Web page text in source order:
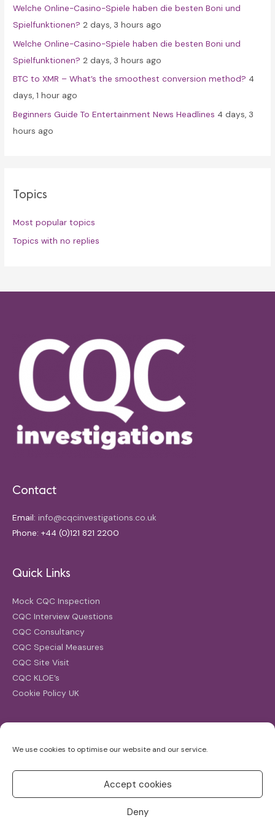
We use cookies to optimise our website and our service.
Accept cookies
Deny
:Welche Online-Casino-Spiele haben die besten Boni und
Spielfunktionen? 2 days, 3 hours ago
Welche Online-Casino-Spiele haben die besten Boni und
Spielfunktionen? 2 days, 3 hours ago
BTC to XMR – What’s the smoothest conversion method? 4
days, 1 hour ago
Beginners Guide To Entertainment News Headlines 4 days, 3
hours ago
Topics
Most popular topics
Topics with no replies
Contact
Email: info@cqcinvestigations.co.uk
Phone: +44 (0)121 821 2200
Quick Links
Mock CQC Inspection
CQC Interview Questions
CQC Consultancy
CQC Special Measures
CQC Site Visit
CQC KLOE’s
Cookie Policy UK
for: